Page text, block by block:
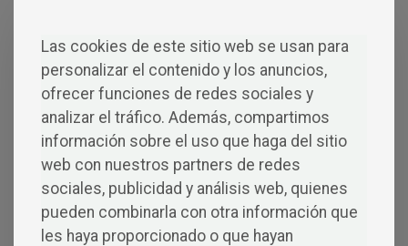
Deja una respuesta
Tu dirección de correo electrónico no será
publicada.
Los campos obligatorios están
marcados con*
Las cookies de este sitio web se usan para
personalizar el contenido y los anuncios,
ofrecer funciones de redes sociales y
analizar el tráfico. Además, compartimos
información sobre el uso que haga del sitio
web con nuestros partners de redes
sociales, publicidad y análisis web, quienes
pueden combinarla con otra información que
les haya proporcionado o que hayan